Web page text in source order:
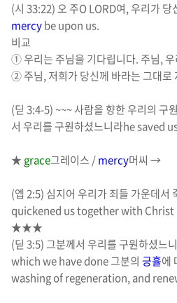
(시 33:22)오 주O LORD여,우리가 당
mercybe upon us.
비교
①우리는 주님을 기다립니다. 주님,
②주님, 저희가 당신께 바라는 그대로
(딛 3:4-5) ~~~사람을 향한 우리의 구
서 우리를 구원하셨느니라he saved
★ grace그레이스 /mercy머씨 →
(엡 2:5) 심지어 우리가 죄들 가운데서
quickened us together with Christ
★★★
(딛 3:5) 그분께서 우리를 구원하셨느
which we have done그분의 긍휼에
washing of regeneration, and